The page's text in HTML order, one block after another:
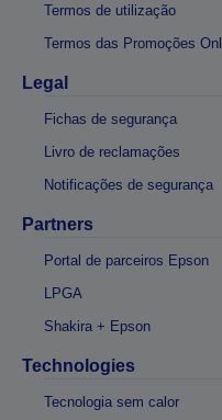
Termos de utilização
Termos das Promoções
Legal
Fichas de segurança
Livro de reclamações
Notificações de segurança
Partners
Portal de parceiros Epson
LPGA
Shakira + Epson
Technologies
Tecnologia sem calor